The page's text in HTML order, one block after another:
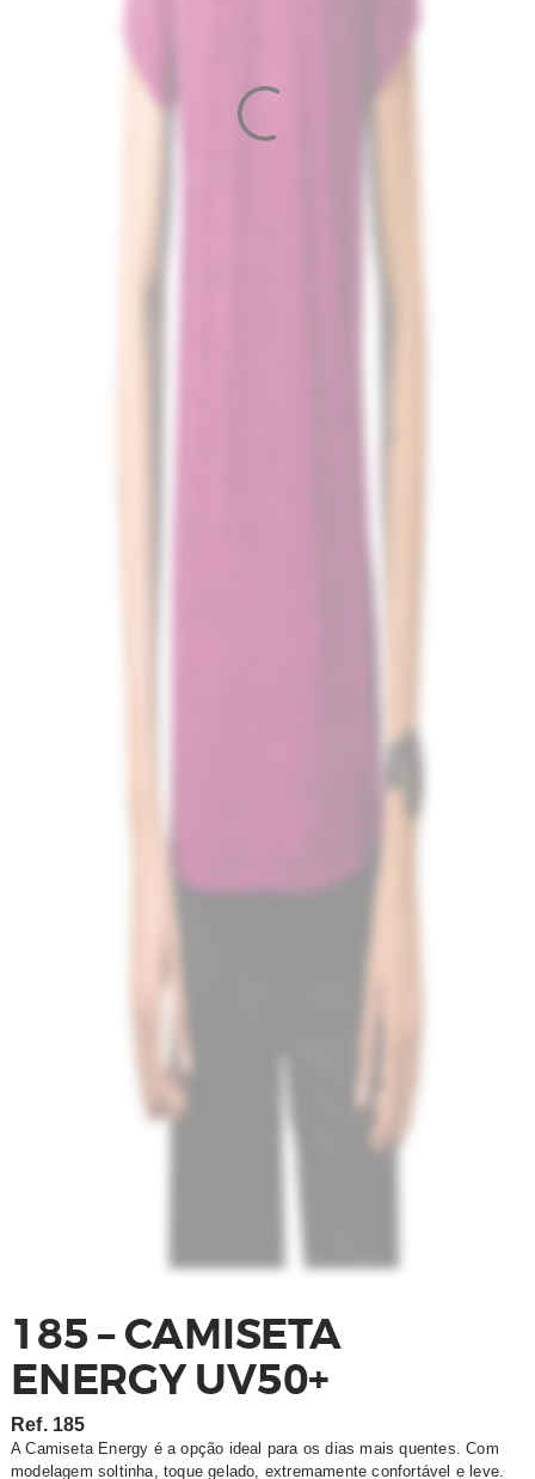
185 – CAMISETA
ENERGY UV50+
Ref. 185
A Camiseta Energy é a opção ideal para os dias mais quentes. Com
modelagem soltinha, toque gelado, extremamente confortável e leve.